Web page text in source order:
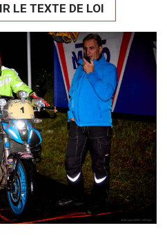
LE TEXTE DE LOI